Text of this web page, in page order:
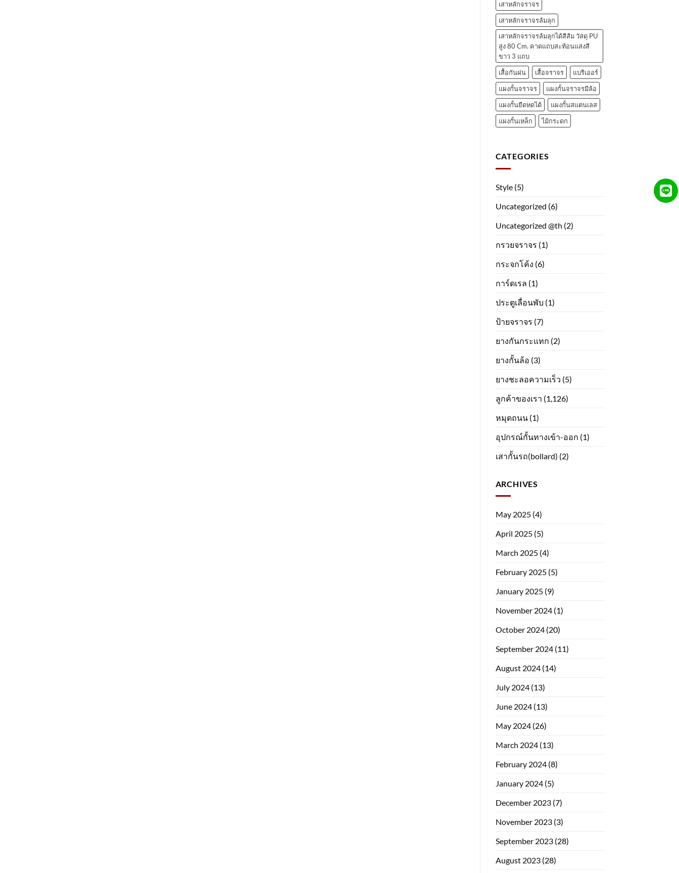
เสาหลักจราจร
เสาหลักจราจรล้มลุก
เสาหลักจราจรล้มลุกได้สีส้ม วัสดุ PU
สูง 80 Cm. คาดแถบสะท้อนแสงสี
ขาว 3 แถบ
เสื้อกันฝน
เสื้อจราจร
แบริเออร์
แผงกั้นจราจร
แผงกั้นจราจรมีล้อ
แผงกั้นยืดหดได้
แผงกั้นสแตนเลส
แผงกั้นเหล็ก
ไม้กระดก
CATEGORIES
Style(5)
Uncategorized (6)
Uncategorized @th (2)
กรวยจราจร (1)
กระจกโค้ง (6)
การ์ดเรล (1)
ประตูเลื่อนพับ (1)
ป้ายจราจร (7)
ยางกันกระแทก (2)
ยางกั้นล้อ (3)
ยางชะลอความเร็ว (5)
ลูกค้าของเรา (1,126)
หมุดถนน(1)
อุปกรณ์กั้นทางเข้า-ออก (1)
เสากั้นรถ(bollard) (2)
ARCHIVES
May 2025(4)
April 2025(5)
March 2025(4)
February 2025(5)
January 2025(9)
November 2024(1)
October 2024(20)
September 2024(11)
August 2024(14)
July 2024(13)
June 2024(13)
May 2024(26)
March 2024(13)
February 2024(8)
January 2024(5)
December 2023(7)
November 2023(3)
September 2023(28)
August 2023(28)